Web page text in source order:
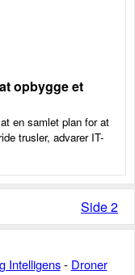
opbygge et
en samlet plan for at
trusler, advarer IT-
Side 2
Intelligens- Droner